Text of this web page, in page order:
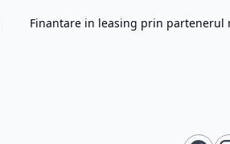
Finantare in leasing prin partenerul